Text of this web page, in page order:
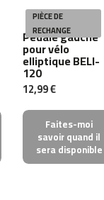
PIÈCE DE
RECHANGE
Pédale gauche
pour vélo
elliptique BELI-
120
12,99 €
Faites-moi
savoir quand il
sera disponible